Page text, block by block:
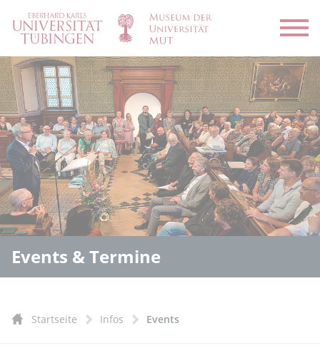
Events & Termine
Startseite Infos Events